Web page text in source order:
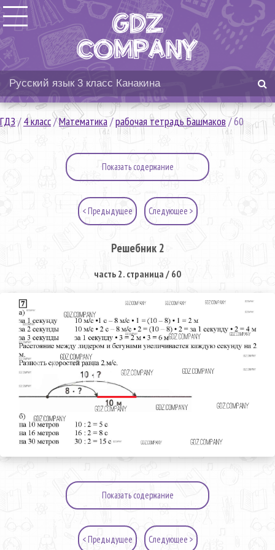
ГДЗ/4 класс/Математика/рабочая тетрадь Башмаков /60
Показать содержание
< Предыдущее Следующее >
Решебник 2
часть 2. страница / 60
Показать содержание
< Предыдущее Следующее >